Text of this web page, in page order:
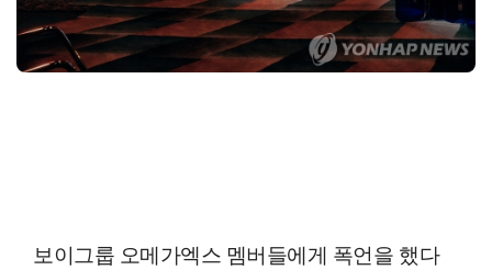
보이그룹 오메가엑스 멤버들에게 폭언을 했다